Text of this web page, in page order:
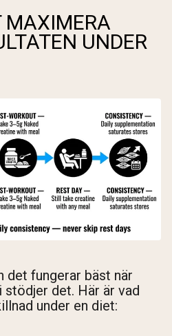
MAXIMERA
UNDER
det fungerar bäst när
det. Här är vad
under en diet: